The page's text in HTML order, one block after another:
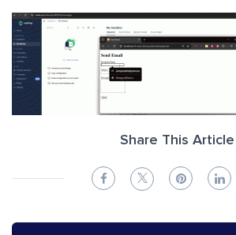
Share This Article